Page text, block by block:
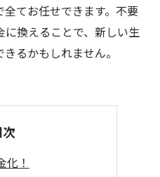
てお任せできます。不要
換えることで、新しい生
るかもしれません。
次
化！